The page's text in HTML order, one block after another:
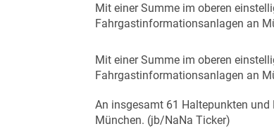
Mit einer Summe im oberen
Fahrgastinformationsanlagen an
Mit einer Summe im oberen
Fahrgastinformationsanlagen an
An insgesamt 61 Haltepunkten
München. (jb/NaNa Ticker)